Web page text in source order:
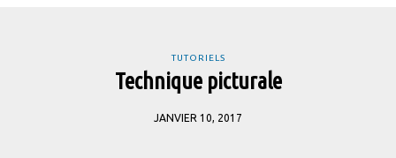
TUTORIELS
Technique picturale
JANVIER 10, 2017